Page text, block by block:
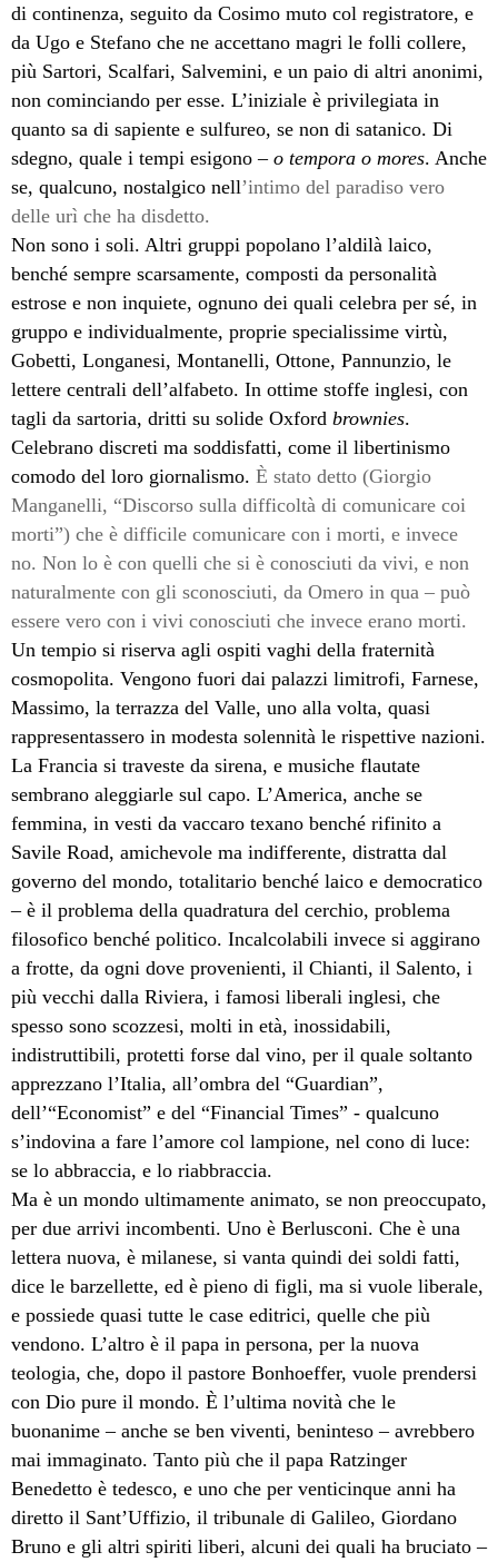
di continenza, seguito da Cosimo muto col registratore, e
da Ugo e Stefano che ne accettano magri le folli collere,
più Sartori, Scalfari, Salvemini, e un paio di altri anonimi,
non cominciando per esse. L’iniziale è privilegiata in
quanto sa di sapiente e sulfureo, se non di satanico. Di
sdegno, quale i tempi esigono – o tempora o mores. Anche
se, qualcuno, nostalgico nell’intimo del paradiso vero
delle urì che ha disdetto.
Non sono i soli. Altri gruppi popolano l’aldilà laico,
benché sempre scarsamente, composti da personalità
estrose e non inquiete, ognuno dei quali celebra per sé, in
gruppo e individualmente, proprie specialissime virtù,
Gobetti, Longanesi, Montanelli, Ottone, Pannunzio, le
lettere centrali dell’alfabeto. In ottime stoffe inglesi, con
tagli da sartoria, dritti su solide Oxford brownies.
Celebrano discreti ma soddisfatti, come il libertinismo
comodo del loro giornalismo. È stato detto (Giorgio
Manganelli, “Discorso sulla difficoltà di comunicare coi
morti”) che è difficile comunicare con i morti, e invece
no. Non lo è con quelli che si è conosciuti da vivi, e non
naturalmente con gli sconosciuti, da Omero in qua – può
essere vero con i vivi conosciuti che invece erano morti.
Un tempio si riserva agli ospiti vaghi della fraternità
cosmopolita. Vengono fuori dai palazzi limitrofi, Farnese,
Massimo, la terrazza del Valle, uno alla volta, quasi
rappresentassero in modesta solennità le rispettive nazioni.
La Francia si traveste da sirena, e musiche flautate
sembrano aleggiarle sul capo. L’America, anche se
femmina, in vesti da vaccaro texano benché rifinito a
Savile Road, amichevole ma indifferente, distratta dal
governo del mondo, totalitario benché laico e democratico
– è il problema della quadratura del cerchio, problema
filosofico benché politico. Incalcolabili invece si aggirano
a frotte, da ogni dove provenienti, il Chianti, il Salento, i
più vecchi dalla Riviera, i famosi liberali inglesi, che
spesso sono scozzesi, molti in età, inossidabili,
indistruttibili, protetti forse dal vino, per il quale soltanto
apprezzano l’Italia, all’ombra del “Guardian”,
dell’“Economist” e del “Financial Times” - qualcuno
s’indovina a fare l’amore col lampione, nel cono di luce:
se lo abbraccia, e lo riabbraccia.
Ma è un mondo ultimamente animato, se non preoccupato,
per due arrivi incombenti. Uno è Berlusconi. Che è una
lettera nuova, è milanese, si vanta quindi dei soldi fatti,
dice le barzellette, ed è pieno di figli, ma si vuole liberale,
e possiede quasi tutte le case editrici, quelle che più
vendono. L’altro è il papa in persona, per la nuova
teologia, che, dopo il pastore Bonhoeffer, vuole prendersi
con Dio pure il mondo. È l’ultima novità che le
buonanime – anche se ben viventi, beninteso – avrebbero
mai immaginato. Tanto più che il papa Ratzinger
Benedetto è tedesco, e uno che per venticinque anni ha
diretto il Sant’Uffizio, il tribunale di Galileo, Giordano
Bruno e gli altri spiriti liberi, alcuni dei quali ha bruciato –